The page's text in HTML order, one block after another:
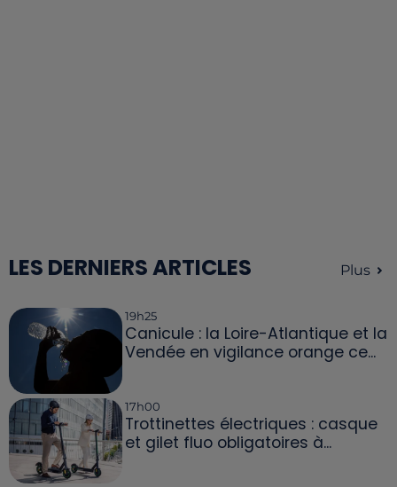
LES DERNIERS ARTICLES Plus
19h25
Canicule : la Loire-Atlantique et la
Vendée en vigilance orange ce...
17h00
Trottinettes électriques : casque
et gilet fluo obligatoires à...